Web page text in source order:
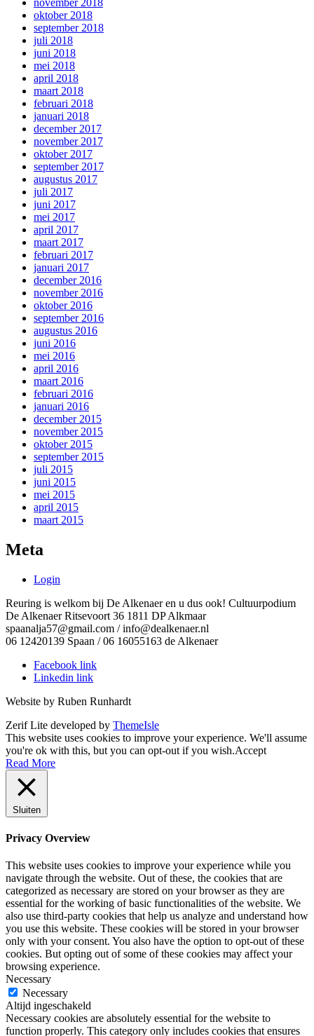
november 2018
oktober 2018
september 2018
juli 2018
juni 2018
mei 2018
april 2018
maart 2018
februari 2018
januari 2018
december 2017
november 2017
oktober 2017
september 2017
augustus 2017
juli 2017
juni 2017
mei 2017
april 2017
maart 2017
februari 2017
januari 2017
december 2016
november 2016
oktober 2016
september 2016
augustus 2016
juni 2016
mei 2016
april 2016
maart 2016
februari 2016
januari 2016
december 2015
november 2015
oktober 2015
september 2015
juli 2015
juni 2015
mei 2015
april 2015
maart 2015
Meta
Login
Reuring is welkom bij De Alkenaer en u dus ook! Cultuurpodium
De Alkenaer Ritsevoort 36 1811 DP Alkmaar
spaanalja57@gmail.com / info@dealkenaer.nl
06 12420139 Spaan / 06 16055163 de Alkenaer
Facebook link
Linkedin link
Website by Ruben Runhardt
Zerif Lite developed by ThemeIsle
This website uses cookies to improve your experience. We'll assume
you're ok with this, but you can opt-out if you wish.Accept
Read More
Sluiten
Privacy Overview
This website uses cookies to improve your experience while you
navigate through the website. Out of these, the cookies that are
categorized as necessary are stored on your browser as they are
essential for the working of basic functionalities of the website. We
also use third-party cookies that help us analyze and understand how
you use this website. These cookies will be stored in your browser
only with your consent. You also have the option to opt-out of these
cookies. But opting out of some of these cookies may affect your
browsing experience.
Necessary
Necessary
Altijd ingeschakeld
Necessary cookies are absolutely essential for the website to
function properly. This category only includes cookies that ensures